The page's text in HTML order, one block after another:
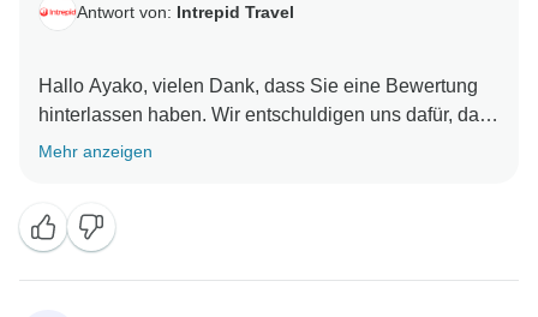
Antwort von: Intrepid Travel
Hallo Ayako, vielen Dank, dass Sie eine Bewertung
hinterlassen haben. Wir entschuldigen uns dafür, dass
es während Ihrer Buchung zu Verzögerungen mit
wesentlichen Reiseinformationen und die Reiseroute
sollten Sie direkt oder über Ihren Reiseveranstalter
erhalten. Es tut uns leid, wenn dies nicht der Fall war.
Mehr anzeigen